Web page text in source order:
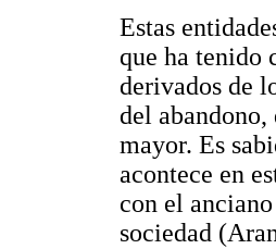
Estas
que ha tenido
derivados de
del
mayor. Es
acontece en
con el
sociedad